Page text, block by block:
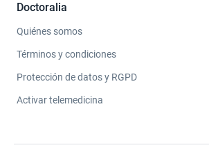
Doctoralia
Quiénes somos
Términos y condiciones
Protección de datos y RGPD
Activar telemedicina